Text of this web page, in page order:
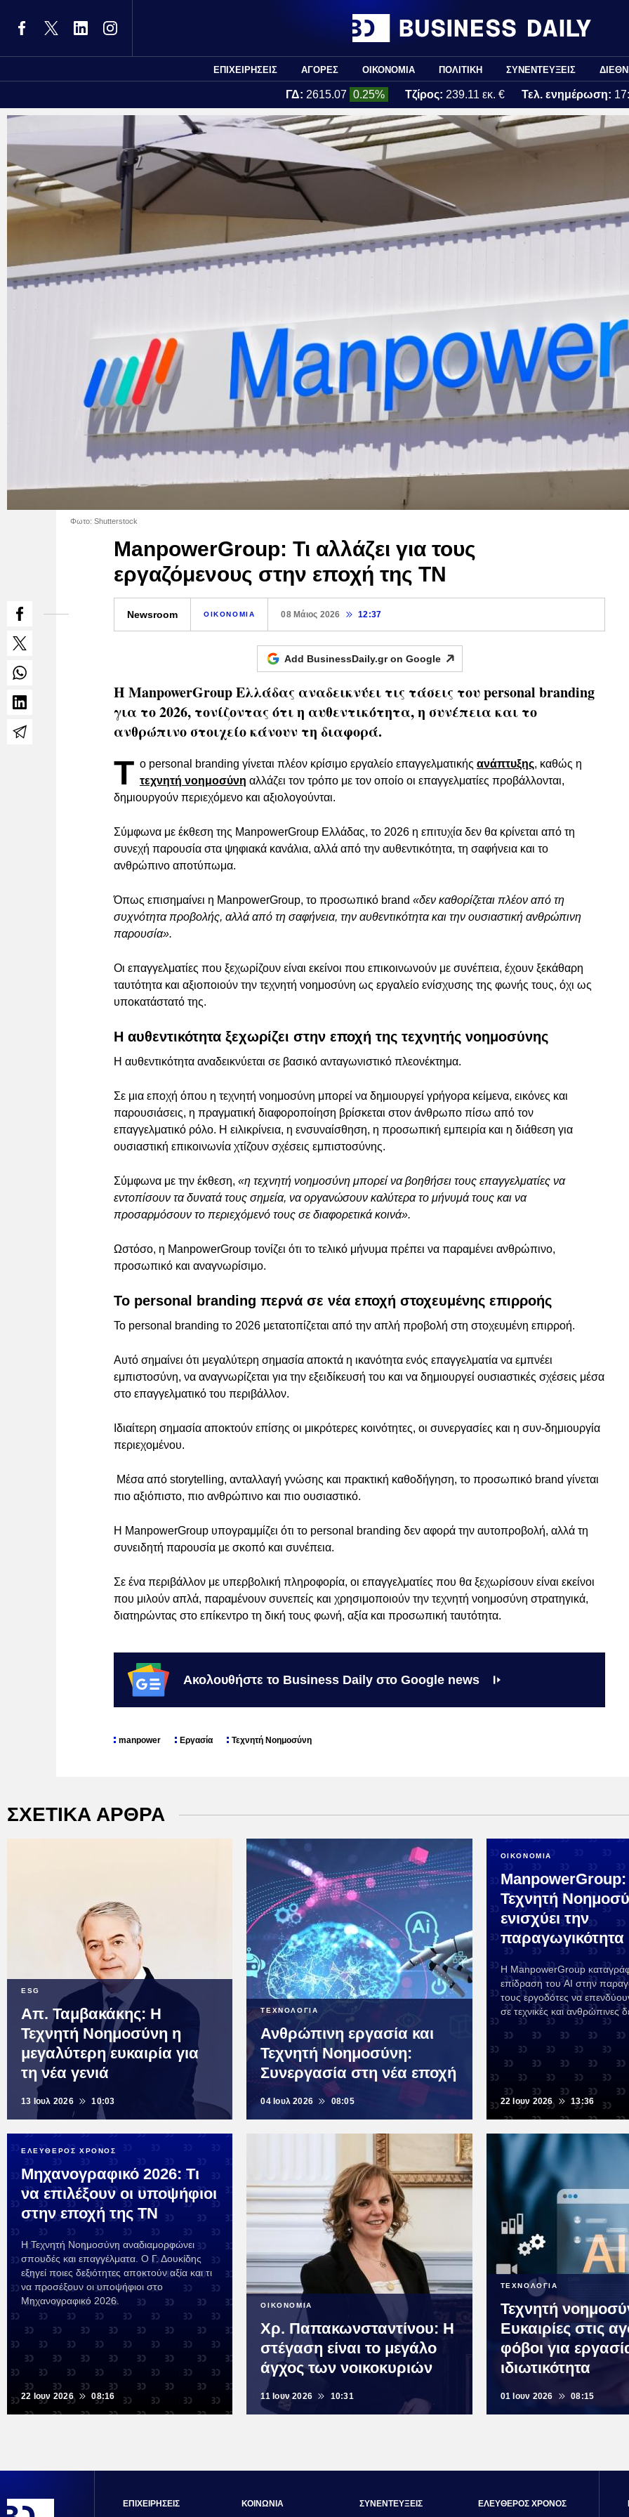
ΕΠΙΧΕΙΡΗΣΕΙΣ ΑΓΟΡΕΣ ΟΙΚΟΝΟΜΙΑ ΠΟΛΙΤΙΚΗ ΣΥΝΕΝΤΕΥΞΕΙΣ
ΓΔ: 2615.07 0.25% Τζίρος: 239.11 εκ. € Τελ. ενημέρωση:
Φωτο: Shutterstock
ManpowerGroup: Τι αλλάζει για τους
εργαζόμενους στην εποχή της ΤΝ
Newsroom ΟΙΚΟΝΟΜΙΑ 08 Μάιος 2026 12:37
Add BusinessDaily.gr on Google
Η ManpowerGroup Ελλάδας αναδεικνύει τις τάσεις του personal branding
για το 2026, τονίζοντας ότι η αυθεντικότητα, η συνέπεια και το
ανθρώπινο στοιχείο κάνουν τη διαφορά.
Τ ο personal branding γίνεται πλέον κρίσιμο εργαλείο επαγγελματικής ανάπτυξης, καθώς η
τεχνητή νοημοσύνη αλλάζει τον τρόπο με τον οποίο οι επαγγελματίες προβάλλονται,
δημιουργούν περιεχόμενο και αξιολογούνται.
Σύμφωνα με έκθεση της ManpowerGroup Ελλάδας, το 2026 η επιτυχία δεν θα κρίνεται από τη
συνεχή παρουσία στα ψηφιακά κανάλια, αλλά από την αυθεντικότητα, τη σαφήνεια και το
ανθρώπινο αποτύπωμα.
Όπως επισημαίνει η ManpowerGroup, το προσωπικό brand «δεν καθορίζεται πλέον από τη
συχνότητα προβολής, αλλά από τη σαφήνεια, την αυθεντικότητα και την ουσιαστική ανθρώπινη
παρουσία».
Οι επαγγελματίες που ξεχωρίζουν είναι εκείνοι που επικοινωνούν με συνέπεια, έχουν ξεκάθαρη
ταυτότητα και αξιοποιούν την τεχνητή νοημοσύνη ως εργαλείο ενίσχυσης της φωνής τους, όχι ως
υποκατάστατό της.
Η αυθεντικότητα ξεχωρίζει στην εποχή της τεχνητής νοημοσύνης
Η αυθεντικότητα αναδεικνύεται σε βασικό ανταγωνιστικό πλεονέκτημα.
Σε μια εποχή όπου η τεχνητή νοημοσύνη μπορεί να δημιουργεί γρήγορα κείμενα, εικόνες και
παρουσιάσεις, η πραγματική διαφοροποίηση βρίσκεται στον άνθρωπο πίσω από τον
επαγγελματικό ρόλο. Η ειλικρίνεια, η ενσυναίσθηση, η προσωπική εμπειρία και η διάθεση για
ουσιαστική επικοινωνία χτίζουν σχέσεις εμπιστοσύνης.
Σύμφωνα με την έκθεση, «η τεχνητή νοημοσύνη μπορεί να βοηθήσει τους επαγγελματίες να
εντοπίσουν τα δυνατά τους σημεία, να οργανώσουν καλύτερα το μήνυμά τους και να
προσαρμόσουν το περιεχόμενό τους σε διαφορετικά κοινά».
Ωστόσο, η ManpowerGroup τονίζει ότι το τελικό μήνυμα πρέπει να παραμένει ανθρώπινο,
προσωπικό και αναγνωρίσιμο.
Το personal branding περνά σε νέα εποχή στοχευμένης επιρροής
Το personal branding το 2026 μετατοπίζεται από την απλή προβολή στη στοχευμένη επιρροή.
Αυτό σημαίνει ότι μεγαλύτερη σημασία αποκτά η ικανότητα ενός επαγγελματία να εμπνέει
εμπιστοσύνη, να αναγνωρίζεται για την εξειδίκευσή του και να δημιουργεί ουσιαστικές σχέσεις μέσα
στο επαγγελματικό του περιβάλλον.
Ιδιαίτερη σημασία αποκτούν επίσης οι μικρότερες κοινότητες, οι συνεργασίες και η συν-δημιουργία
περιεχομένου.
Μέσα από storytelling, ανταλλαγή γνώσης και πρακτική καθοδήγηση, το προσωπικό brand γίνεται
πιο αξιόπιστο, πιο ανθρώπινο και πιο ουσιαστικό.
Η ManpowerGroup υπογραμμίζει ότι το personal branding δεν αφορά την αυτοπροβολή, αλλά τη
συνειδητή παρουσία με σκοπό και συνέπεια.
Σε ένα περιβάλλον με υπερβολική πληροφορία, οι επαγγελματίες που θα ξεχωρίσουν είναι εκείνοι
που μιλούν απλά, παραμένουν συνεπείς και χρησιμοποιούν την τεχνητή νοημοσύνη στρατηγικά,
διατηρώντας στο επίκεντρο τη δική τους φωνή, αξία και προσωπική ταυτότητα.
Ακολουθήστε το Business Daily στο Google news
manpower Εργασία Τεχνητή Νοημοσύνη
ΣΧΕΤΙΚΑ ΑΡΘΡΑ
ESG
Απ. Ταμβακάκης: Η
Τεχνητή Νοημοσύνη η
μεγαλύτερη ευκαιρία για
τη νέα γενιά
13 Ιουλ 2026 10:03
ΤΕΧΝΟΛΟΓΙΑ
Ανθρώπινη εργασία και
Τεχνητή Νοημοσύνη:
Συνεργασία στη νέα εποχή
04 Ιουλ 2026 08:05
ΟΙΚΟΝΟΜΙΑ
Τεχνητή
ενισχύει την
παραγωγικότητα
Η ManpowerGroup
επίδραση του AI στην
τους εργοδότες να
σε τεχνικές και ανθρώπινες
22 Ιουν 2026 13:36
ΕΛΕΥΘΕΡΟΣ ΧΡΟΝΟΣ
Μηχανογραφικό 2026: Τι
να επιλέξουν οι υποψήφιοι
στην εποχή της ΤΝ
Η Τεχνητή Νοημοσύνη αναδιαμορφώνει
σπουδές και επαγγέλματα. Ο Γ. Δουκίδης
εξηγεί ποιες δεξιότητες αποκτούν αξία και τι
να προσέξουν οι υποψήφιοι στο
Μηχανογραφικό 2026.
22 Ιουν 2026 08:16
ΟΙΚΟΝΟΜΙΑ
Χρ. Παπακωνσταντίνου: Η
στέγαση είναι το μεγάλο
άγχος των νοικοκυριών
11 Ιουν 2026 10:31
ΤΕΧΝΟΛΟΓΙΑ
Τεχνητή
Ευκαιρίες στις
φόβοι για
ιδιωτικότητα
01 Ιουν 2026 08:15
ΕΠΙΧΕΙΡΗΣΕΙΣ ΚΟΙΝΩΝΙΑ ΣΥΝΕΝΤΕΥΞΕΙΣ ΕΛΕΥΘΕΡΟΣ ΧΡΟΝΟΣ